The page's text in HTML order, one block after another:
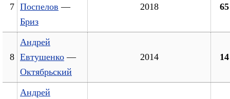
7 Поспелов —
Бриз
2018 65
8
Андрей
Евтушенко —
Октябрьский
2014 14
Андрей